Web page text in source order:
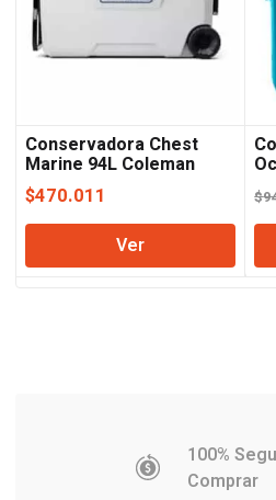
Conservadora Chest
Marine 94L Coleman
$470.011
Ver
$
100%
Comprar